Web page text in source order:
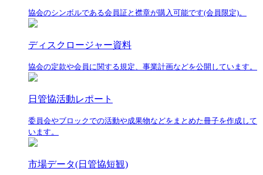
協会のシンボルである会員証と襟章が購入可能です(会員限定)。
ディスクロージャー資料
協会の定款や会員に関する規定、事業計画などを公開しています。
日管協活動レポート
委員会やブロックでの活動や成果物などをまとめた冊子を作成して
います。
市場データ(日管協短観)